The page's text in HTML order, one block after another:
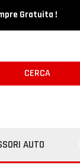
Gratuita !
CERCA
AUTO